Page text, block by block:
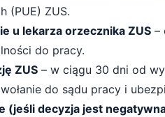
(PUE) ZUS.
u lekarza orzecznika ZUS –
do pracy.
ZUS – w ciągu 30 dni od
do sądu pracy i
(jeśli decyzja jest